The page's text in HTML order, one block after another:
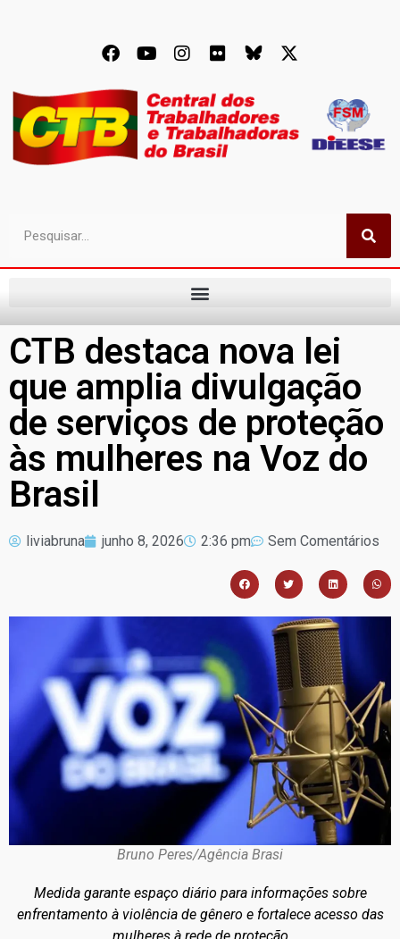
CTB destaca nova lei
que amplia divulgação
de serviços de proteção
às mulheres na Voz do
Brasil
liviabruna junho 8, 2026 2:36 pm Sem Comentários
Bruno Peres/Agência Brasi
Medida garante espaço diário para informações sobre
enfrentamento à violência de gênero e fortalece acesso das
mulheres à rede de proteção